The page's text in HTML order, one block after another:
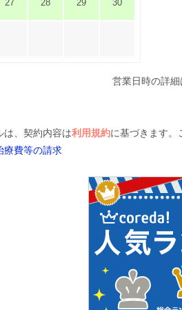
27 28 29 30
営業日時の詳細
、契約内容は利用規約に基づきます。
療費等の請求